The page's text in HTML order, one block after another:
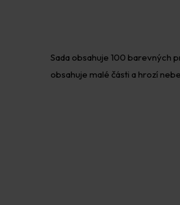
Sada obsahuje 100 barevných
obsahuje malé části a hrozí